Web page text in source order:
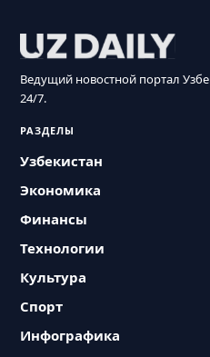
Ведущий новостной портал
24/7.
РАЗДЕЛЫ
Узбекистан
Экономика
Финансы
Технологии
Культура
Спорт
Инфографика